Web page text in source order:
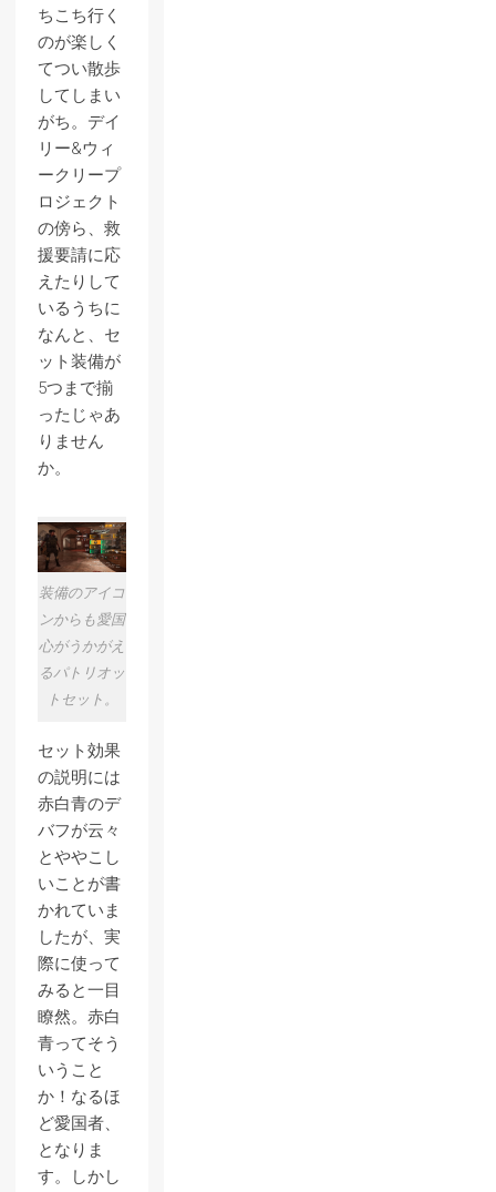
ちこち行く
のが楽しく
てつい散歩
してしまい
がち。デイ
リー&ウィ
ークリープ
ロジェクト
の傍ら、救
援要請に応
えたりして
いるうちに
なんと、セ
ット装備が
5つまで揃
ったじゃあ
りません
か。
装備のアイコ
ンからも愛国
心がうかがえ
るパトリオッ
トセット。
セット効果
の説明には
赤白青のデ
バフが云々
とややこし
いことが書
かれていま
したが、実
際に使って
みると一目
瞭然。赤白
青ってそう
いうこと
か！なるほ
ど愛国者、
となりま
す。しかし